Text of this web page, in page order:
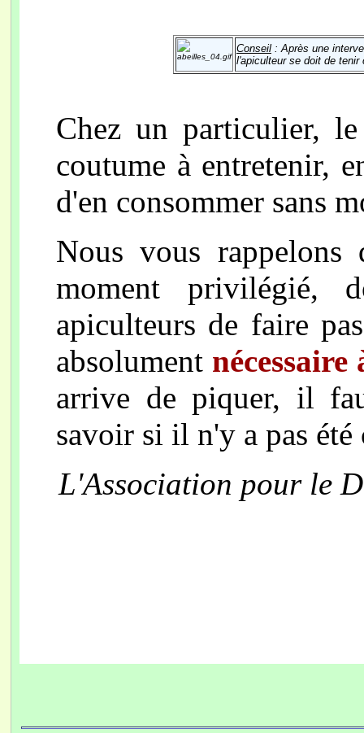
Conseil : Après une
l'apiculteur se doit de
Chez un particulier,
coutume à entretenir,
d'en consommer sans
Nous vous rappelons
moment privilégié,
apiculteurs de faire
absolument
arrive de piquer, il
savoir si il n'y a pas
L'Association pour le